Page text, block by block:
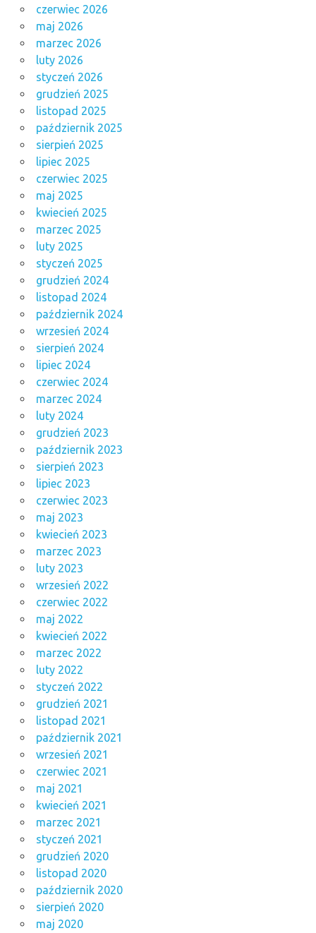
czerwiec 2026
maj 2026
marzec 2026
luty 2026
styczeń 2026
grudzień 2025
listopad 2025
październik 2025
sierpień 2025
lipiec 2025
czerwiec 2025
maj 2025
kwiecień 2025
marzec 2025
luty 2025
styczeń 2025
grudzień 2024
listopad 2024
październik 2024
wrzesień 2024
sierpień 2024
lipiec 2024
czerwiec 2024
marzec 2024
luty 2024
grudzień 2023
październik 2023
sierpień 2023
lipiec 2023
czerwiec 2023
maj 2023
kwiecień 2023
marzec 2023
luty 2023
wrzesień 2022
czerwiec 2022
maj 2022
kwiecień 2022
marzec 2022
luty 2022
styczeń 2022
grudzień 2021
listopad 2021
październik 2021
wrzesień 2021
czerwiec 2021
maj 2021
kwiecień 2021
marzec 2021
styczeń 2021
grudzień 2020
listopad 2020
październik 2020
sierpień 2020
maj 2020